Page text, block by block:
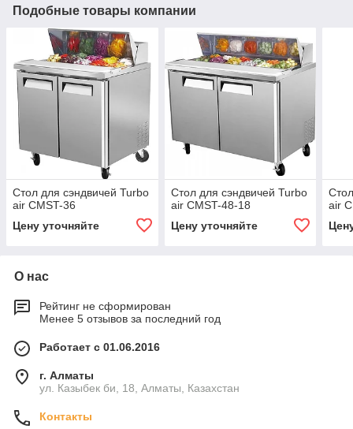
Подобные товары компании
Стол для сэндвичей Turbo
air CMST-36
Цену уточняйте
Стол для сэндвичей Turbo
air CMST-48-18
Цену уточняйте
air
О нас
Рейтинг не сформирован
Менее 5 отзывов за последний год
Работает с 01.06.2016
г. Алматы
ул. Казыбек би, 18, Алматы, Казахстан
Контакты